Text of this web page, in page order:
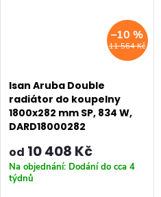
11 564 Kč
–10 %
Isan Aruba Double
radiátor do koupelny
1800x282 mm SP, 834 W,
DARD18000282
od 10 408 Kč
Na objednání: Dodání do cca 4
týdnů